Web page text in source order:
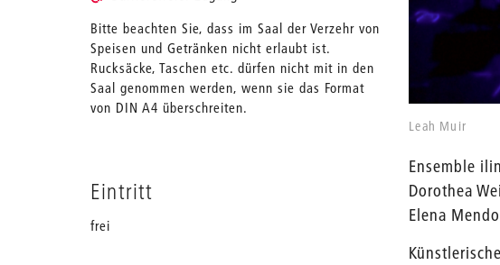
Bitte beachten Sie, dass im Saal der Verzehr von
Speisen und Getränken nicht erlaubt ist.
Rucksäcke, Taschen etc. dürfen nicht mit in den
Saal genommen werden, wenn sie das Format
von DIN A4 überschreiten.
Eintritt
frei
Leah Muir
Ensemble
Dorothea
Elena